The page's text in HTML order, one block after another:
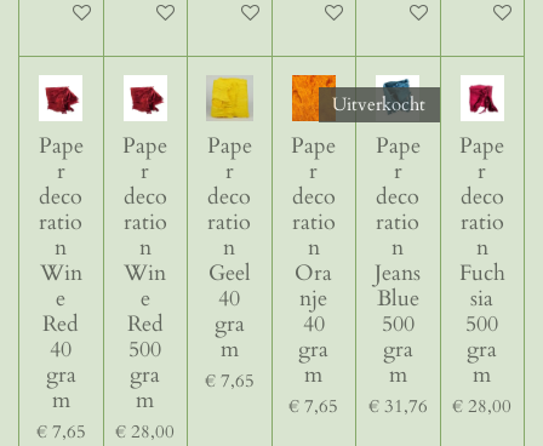
In winkelwagenIn winkelwagenIn winkelwagenIn winkelwagenIn winkelwagen
In
Pape
r
deco
ratio
n
Win
e
Red
40
gra
m
€ 7,65
Pape
r
deco
ratio
n
Win
e
Red
500
gra
m
€ 28,00
Pape
r
deco
ratio
n
Geel
40
gra
m
€ 7,65
Pape
r
deco
ratio
n
Ora
nje
40
gra
m
€ 7,65
Uitverkocht
Pape
r
deco
ratio
n
Jeans
Blue
500
gra
m
€ 31,76
Pape
r
deco
ratio
n
Fuch
sia
500
gra
m
€ 28,00